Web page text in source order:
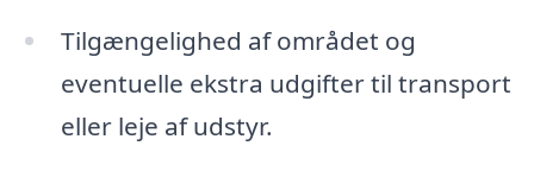
Tilgængelighed af området og
eventuelle ekstra udgifter til transport
eller leje af udstyr.